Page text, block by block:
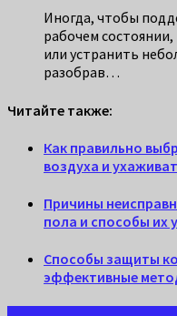
Иногда, чтобы
рабочем
или устранить
разобрав…
Читайте также:
Как правильно
воздуха и
Причины
пола и способы их
Способы защиты
эффективные